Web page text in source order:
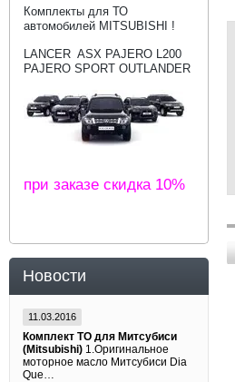
Комплекты для ТО
автомобилей MITSUBISHI !
LANCER ASX PAJERO L200
PAJERO SPORT OUTLANDER
при заказе скидка 10%
Новости
11.03.2016
Комплект ТО для Митсубиси
(Mitsubishi) 1.Оригинальное
моторное масло Митсубиси Dia
Que…